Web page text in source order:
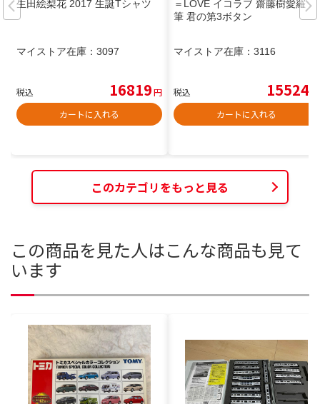
生田絵梨花 2017 生誕Tシャツ
マイストア在庫： 3097
税込 16819円
カートに入れる
＝LOVE イコラブ 齋藤樹愛羅 直
筆 君の第3ボタン
マイストア在庫： 3116
税込 15524
カートに入れる
このカテゴリをもっと見る
この商品を見た人はこんな商品も見て
います